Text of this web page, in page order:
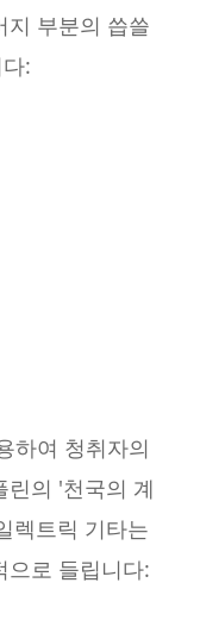
지 부분의 씁쓸
:
하여 청취자의
린의 '천국의 계
렉트릭 기타는
으로 들립니다: